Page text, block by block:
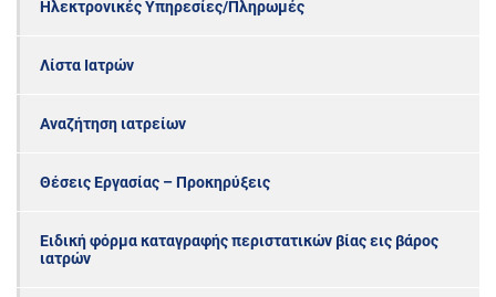
Ηλεκτρονικές Υπηρεσίες/Πληρωμές
Λίστα Ιατρών
Αναζήτηση ιατρείων
Θέσεις Εργασίας – Προκηρύξεις
Ειδική φόρμα καταγραφής περιστατικών βίας εις βάρος
ιατρών